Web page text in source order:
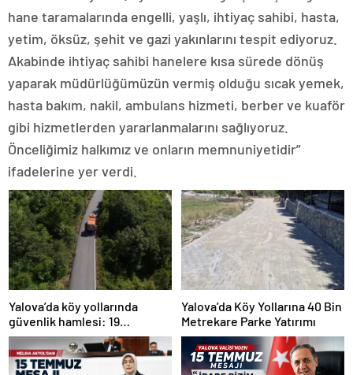
hane taramalarında engelli, yaşlı, ihtiyaç sahibi, hasta,
yetim, öksüz, şehit ve gazi yakınlarını tespit ediyoruz.
Akabinde ihtiyaç sahibi hanelere kısa sürede dönüş
yaparak müdürlüğümüzün vermiş olduğu sıcak yemek,
hasta bakım, nakil, ambulans hizmeti, berber ve kuaför
gibi hizmetlerden yararlanmalarını sağlıyoruz.
Önceliğimiz halkımız ve onların memnuniyetidir”
ifadelerine yer verdi.
Yalova’da köy yollarında
güvenlik hamlesi: 19
kilometrelik çalışma hedefi
Yalova’da Köy Yollarına 40 Bin
Metrekare Parke Yatırımı